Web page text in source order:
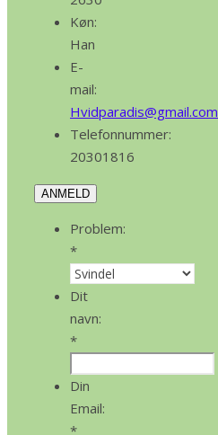
Køn:
Han
E-
mail:
Hvidparadis@gmail.com
Telefonnummer:
20301816
ANMELD
Problem:
*
Dit
navn:
*
Din
Email:
*